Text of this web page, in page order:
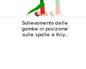
Sollevamento delle
gambe in posizione
sulle spalle e Kriya